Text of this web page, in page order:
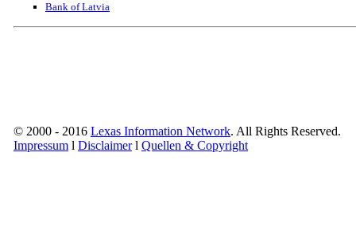
Bank of Latvia
© 2000 - 2016 Lexas Information Network. All Rights Reserved.
Impressum l Disclaimerl Quellen & Copyright